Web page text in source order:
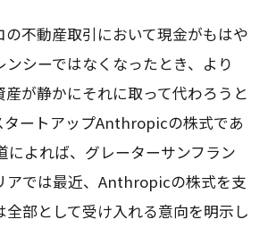
の不動産取引において現金がもはや
シーではなくなったとき、より
産が静かにそれに取って代わろうと
ートアップAnthropicの株式であ
によれば、グレーターサンフラン
アでは最近、Anthropicの株式を支
全部として受け入れる意向を明示し